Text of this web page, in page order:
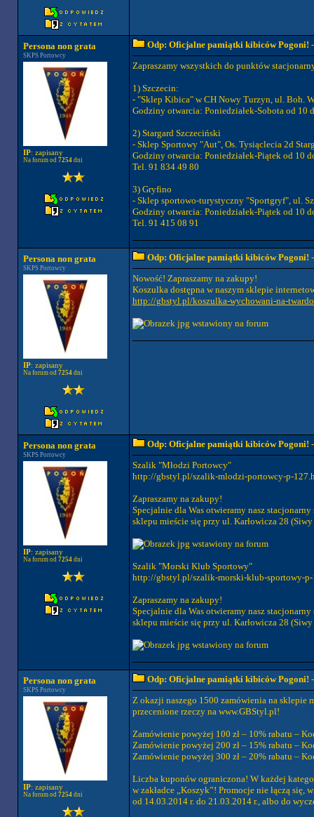
Persona non grata
SKPS Portowcy
IP: zapisany
Na forum od 7254dni
Odp: Oficjalne pamiątki kibiców Pogoni!
Zapraszamy wszystkich do punktów
1) Szczecin:
- "Sklep Kibica" w CH Nowy Turzyn, ul. Boh.
Godziny otwarcia: Poniedziałek-Sobota od 10
2) Stargard Szczeciński
- Sklep Sportowy "Aut", Os. Tysiąclecia 2d
Godziny otwarcia: Poniedziałek-Piątek od 10
Tel. 91 834 49 80
3) Gryfino
- Sklep sportowo-turystyczny "Sportgryf", ul.
Godziny otwarcia: Poniedziałek-Piątek od 10
Tel. 91 415 08 91
Persona non grata
SKPS Portowcy
IP: zapisany
Na forum od 7254dni
Odp: Oficjalne pamiątki kibiców Pogoni!
Nowość! Zapraszamy na zakupy!
Koszulka dostępna w naszym sklepie
http://gbstyl.pl/koszulka-wychowani-na-
Persona non grata
SKPS Portowcy
IP: zapisany
Na forum od 7254dni
Odp: Oficjalne pamiątki kibiców Pogoni!
Szalik "Młodzi Portowcy"
http://gbstyl.pl/szalik-mlodzi-portowcy-p-
Zapraszamy na zakupy!
Specjalnie dla Was otwieramy nasz
sklepu mieście się przy ul. Karłowicza 28
Szalik "Morski Klub Sportowy"
http://gbstyl.pl/szalik-morski-klub-sportowy-
Zapraszamy na zakupy!
Specjalnie dla Was otwieramy nasz
sklepu mieście się przy ul. Karłowicza 28
Persona non grata
SKPS Portowcy
IP: zapisany
Na forum od 7254dni
Odp: Oficjalne pamiątki kibiców Pogoni!
Z okazji naszego 1500 zamówienia na sklepie
przecenione rzeczy na www.GBStyl.pl!
Zamówienie powyżej 100 zł – 10% rabatu –
Zamówienie powyżej 200 zł – 15% rabatu –
Zamówienie powyżej 300 zł – 20% rabatu –
Liczba kuponów ograniczona! W każdej
w zakładce „Koszyk”! Promocje nie łączą się,
od 14.03.2014 r. do 21.03.2014 r., albo do